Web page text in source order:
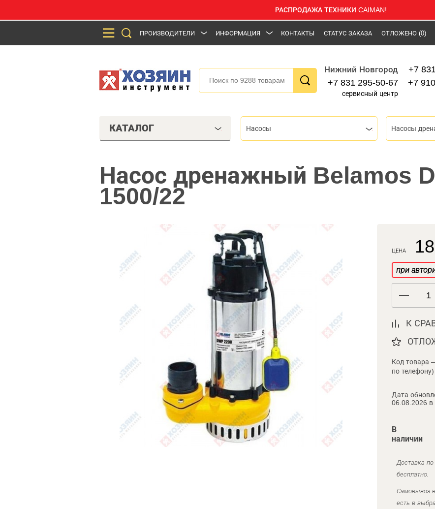
РАСПРОДАЖА ТЕХНИКИ CAIMAN!
ПРОИЗВОДИТЕЛИ ИНФОРМАЦИЯ КОНТАКТЫ СТАТУС ЗАКАЗА ОТЛОЖЕНО (0)
Нижний Новгород
+7 831 295-50-67
сервисный центр
+7
+7
КАТАЛОГ Насосы
Насос дренажный Belamos
1500/22
ЦЕНА
при
К
Код товара
по телефону)
Дата
06.08.2026 в
В
наличии
Доставка
бесплатно.
Самовывоз
есть в